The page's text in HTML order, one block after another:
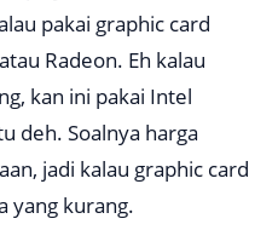
pakai graphic card
Radeon. Eh kalau
kan ini pakai Intel
deh. Soalnya harga
jadi kalau graphic card
yang kurang.